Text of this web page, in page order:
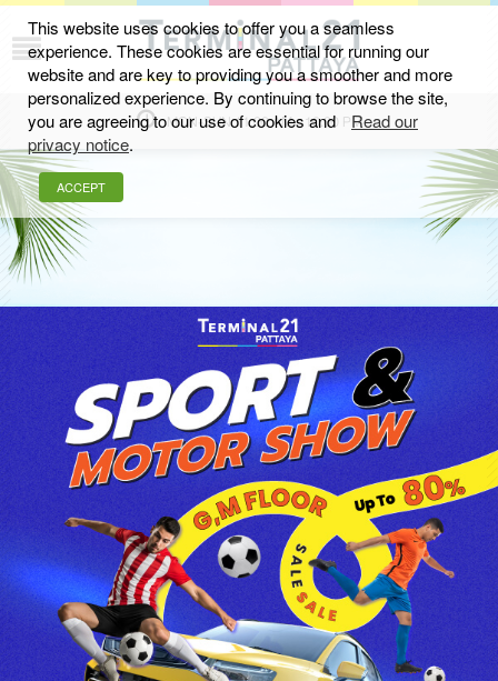
MON-SUN 11.00 AM - 10.00 PM
อีเว้นท์และกิจกรรม
This website uses cookies to offer you a seamless
experience. These cookies are essential for running our
website and are key to providing you a smoother and more
personalized experience. By continuing to browse the site,
you are agreeing to our use of cookies and
Read our
privacy notice.
ACCEPT